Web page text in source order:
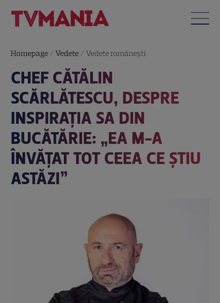
Homepage /Vedete /Vedete româneşti
CHEF CĂTĂLIN
SCĂRLĂTESCU, DESPRE
INSPIRAȚIA SA DIN
BUCĂTĂRIE: „EA M-A
ÎNVĂȚAT TOT CEEA CE ȘTIU
ASTĂZI”